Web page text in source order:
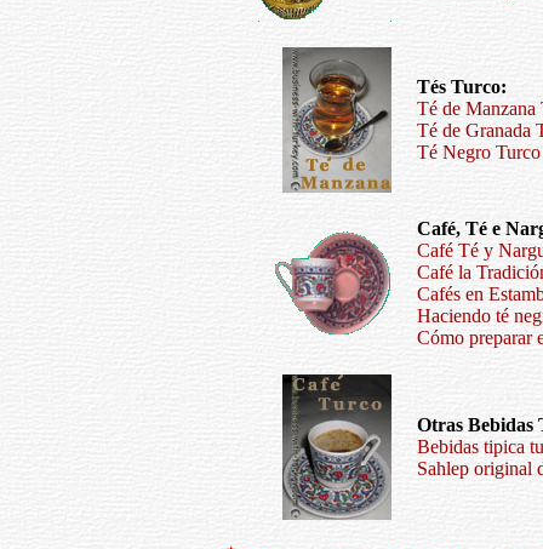
Tés Turco:
Té de
Té de Granada
Té Negro
Café, Té e
Café Té y
Café la
Cafés en
Haciendo té
Cómo preparar
Otras Bebidas
Bebidas tipica
Sahlep original